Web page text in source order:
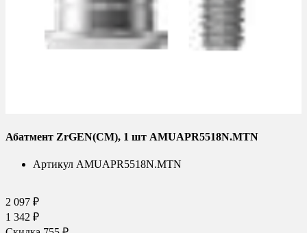
Абатмент ZrGEN(CM), 1 шт AMUAPR5518N.MTN
Артикул AMUAPR5518N.MTN
2 097 ₽
1 342 ₽